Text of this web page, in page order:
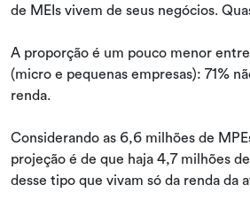
de MEIs vivem de seus negócios.
A proporção é um pouco menor
(micro e pequenas empresas): 71%
renda.
Considerando as 6,6 milhões de
projeção é de que haja 4,7 milhões
desse tipo que vivam só da renda da